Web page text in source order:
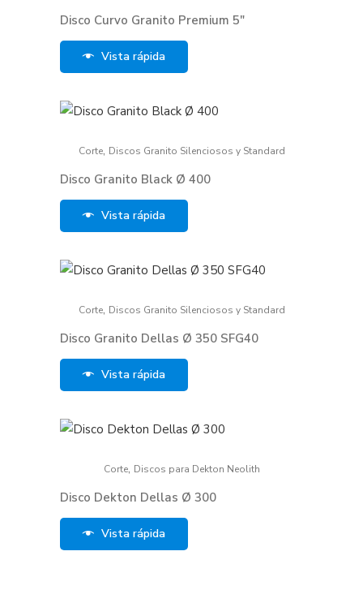
Disco Curvo Granito Premium 5″
Vista rápida
Corte, Discos Granito Silenciosos y Standard
Disco Granito Black Ø 400
Vista rápida
Corte, Discos Granito Silenciosos y Standard
Disco Granito Dellas Ø 350 SFG40
Vista rápida
Corte, Discos para Dekton Neolith
Disco Dekton Dellas Ø 300
Vista rápida